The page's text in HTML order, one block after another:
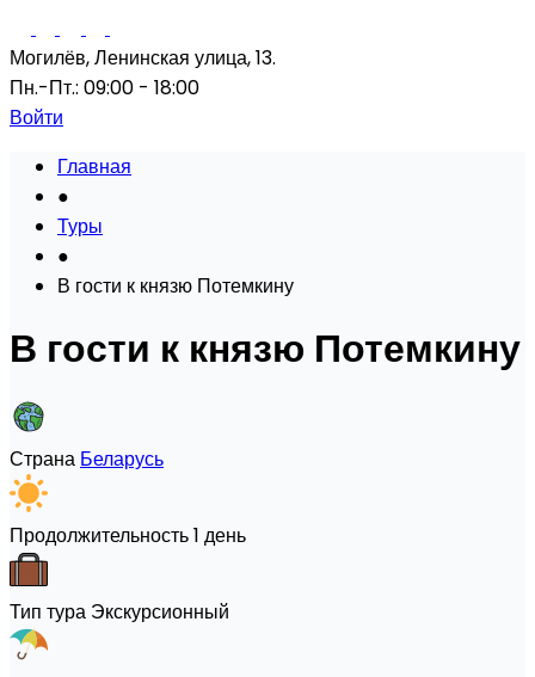
Могилёв, Ленинская улица, 13.
Пн.-Пт.: 09:00 - 18:00
Войти
Главная
●
Туры
●
В гости к князю Потемкину
В гости к князю Потемкину
Страна Беларусь
Продолжительность1 день
Тип тура Экскурсионный